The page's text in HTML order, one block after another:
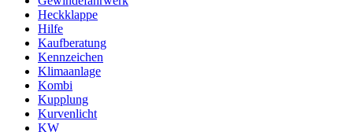
Heckklappe
Hilfe
Kaufberatung
Kennzeichen
Klimaanlage
Kombi
Kupplung
Kurvenlicht
KW